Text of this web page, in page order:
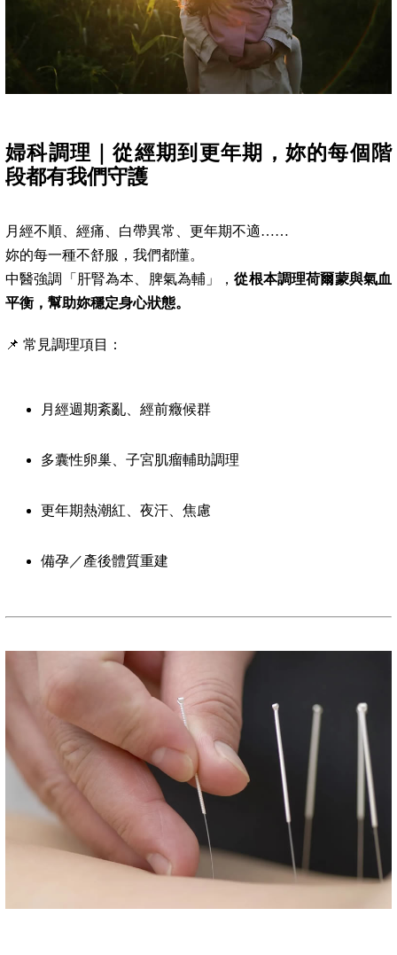
婦科調理｜從經期到更年期，妳的每個階
段都有我們守護
月經不順、經痛、白帶異常、更年期不適……
妳的每一種不舒服，我們都懂。
中醫強調「肝腎為本、脾氣為輔」，從根本調理荷爾蒙與氣血
平衡，幫助妳穩定身心狀態。
📌 常見調理項目：
月經週期紊亂、經前癥候群
多囊性卵巢、子宮肌瘤輔助調理
更年期熱潮紅、夜汗、焦慮
備孕／產後體質重建